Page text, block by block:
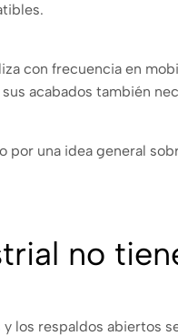
con frecuencia en
acabados también
por una idea general
no
los respaldos abiertos